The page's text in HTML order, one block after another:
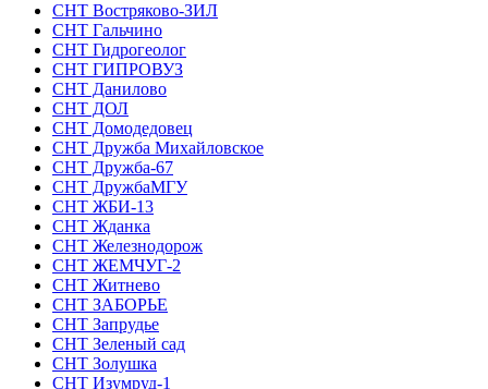
СНТ Востряково-ЗИЛ
СНТ Гальчино
СНТ Гидрогеолог
СНТ ГИПРОВУЗ
СНТ Данилово
СНТ ДОЛ
СНТ Домодедовец
СНТ Дружба Михайловское
СНТ Дружба-67
СНТ ДружбаМГУ
СНТ ЖБИ-13
СНТ Жданка
СНТ Железнодорож
СНТ ЖЕМЧУГ-2
СНТ Житнево
СНТ ЗАБОРЬЕ
СНТ Запрудье
СНТ Зеленый сад
СНТ Золушка
СНТ Изумруд-1